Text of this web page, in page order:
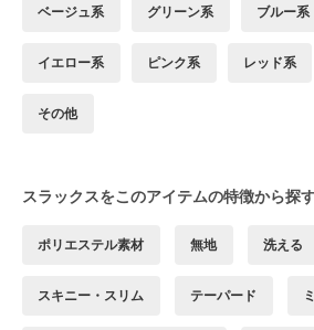
ベージュ系 グリーン系 ブルー系
イエロー系 ピンク系 レッド系
その他
スラックスをこのアイテムの特徴から探
ポリエステル素材 無地 洗える
スキニー・スリム テーパード